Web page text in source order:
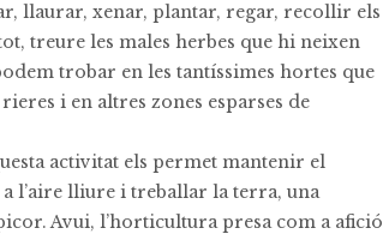
llaurar, xenar, plantar, regar, recollir els
treure les males herbes que hi neixen
trobar en les tantíssimes hortes que
i en altres zones esparses de
activitat els permet mantenir el
l’aire lliure i treballar la terra, una
Avui, l’horticultura presa com a afició